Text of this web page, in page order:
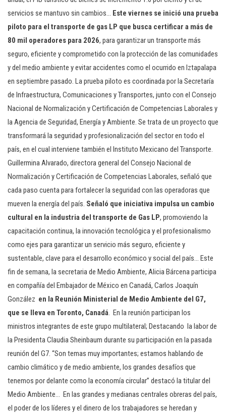
servicios se mantuvo sin cambios… Este viernes se inició una prueba
piloto para el transporte de gas LP que busca certificar a más de
80 mil operadores para 2026, para garantizar un transporte más
seguro, eficiente y comprometido con la protección de las comunidades
y del medio ambiente y evitar accidentes como el ocurrido en Iztapalapa
en septiembre pasado. La prueba piloto es coordinada por la Secretaría
de Infraestructura, Comunicaciones y Transportes, junto con el Consejo
Nacional de Normalización y Certificación de Competencias Laborales y
la Agencia de Seguridad, Energía y Ambiente. Se trata de un proyecto que
transformará la seguridad y profesionalización del sector en todo el
país, en el cual interviene también el Instituto Mexicano del Transporte.
Guillermina Alvarado, directora general del Consejo Nacional de
Normalización y Certificación de Competencias Laborales, señaló que
cada paso cuenta para fortalecer la seguridad con las operadoras que
mueven la energía del país. Señaló que iniciativa impulsa un cambio
cultural en la industria del transporte de Gas LP, promoviendo la
capacitación continua, la innovación tecnológica y el profesionalismo
como ejes para garantizar un servicio más seguro, eficiente y
sustentable, clave para el desarrollo económico y social del país… Este
fin de semana, la secretaria de Medio Ambiente, Alicia Bárcena participa
en compañía del Embajador de México en Canadá, Carlos Joaquín
González en la Reunión Ministerial de Medio Ambiente del G7,
que se lleva en Toronto, Canadá. En la reunión participan los
ministros integrantes de este grupo multilateral; Destacando la labor de
la Presidenta Claudia Sheinbaum durante su participación en la pasada
reunión del G7. “Son temas muy importantes; estamos hablando de
cambio climático y de medio ambiente, los grandes desafíos que
tenemos por delante como la economía circular” destacó la titular del
Medio Ambiente… En las grandes y medianas centrales obreras del país,
el poder de los líderes y el dinero de los trabajadores se heredan y